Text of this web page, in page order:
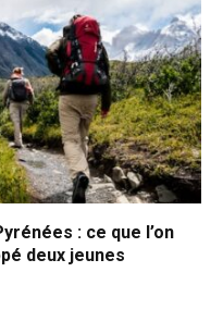
: ce que l’on
deux jeunes